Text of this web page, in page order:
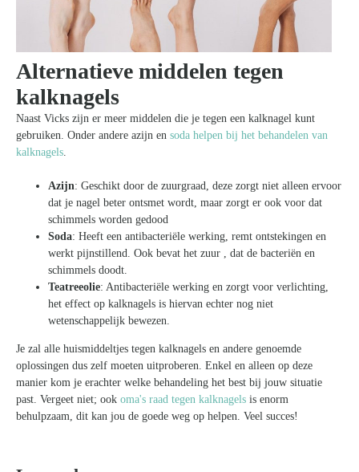
Alternatieve middelen tegen
kalknagels
Naast Vicks zijn er meer middelen die je tegen een kalknagel kunt
gebruiken. Onder andere azijn en soda helpen bij het behandelen van
kalknagels
Azijn: Geschikt door de zuurgraad, deze zorgt niet alleen ervoor
dat je nagel beter ontsmet wordt, maar zorgt er ook voor dat
schimmels worden gedood
Soda: Heeft een antibacteriële werking, remt ontstekingen en
werkt pijnstillend. Ook bevat het zuur , dat de bacteriën en
schimmels doodt.
Teatreeolie: Antibacteriële werking en zorgt voor verlichting,
het effect op kalknagels is hiervan echter nog niet
wetenschappelijk bewezen.
Je zal alle huismiddeltjes tegen kalknagels en andere genoemde
oplossingen dus zelf moeten uitproberen. Enkel en alleen op deze
manier kom je erachter welke behandeling het best bij jouw situatie
past. Vergeet niet; ook oma's raad tegen kalknagels is enorm
behulpzaam, dit kan jou de goede weg op helpen. Veel succes!